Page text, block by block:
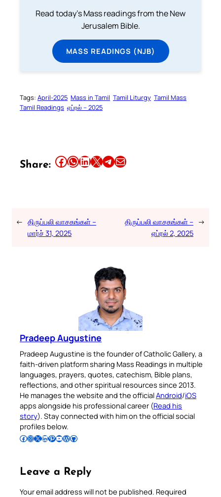
Read today's Mass readings from the New
Jerusalem Bible.
MASS READINGS (NJB)
Tags: April-2025 Mass in Tamil Tamil Liturgy Tamil Mass
Tamil Readings ஏப்ரல் – 2025
Share: Share this article on Facebook Share this article on WhatsApp Share this article on LinkedIn Share this article on X Share this article on TelegramEmail this Article
← திருப்பலி வாசகங்கள் –
மார்ச் 31, 2025
திருப்பலி வாசகங்கள் –
ஏப்ரல் 2, 2025
→
Pradeep Augustine
Pradeep Augustine is the founder of Catholic Gallery, a
faith-driven platform sharing Mass Readings in multiple
languages, prayers, quotes, catechism, Bible plans,
reflections, and other spiritual resources since 2013.
He manages the website and the officialAndroid/iOS
apps alongside his professional career (Read his
story). Stay connected with him on the official social
profiles below.
Follow Pradeep on Facebook Follow Pradeep on InstagramFollow Pradeep on X Follow Pradeep on LinkedIn Follow Pradeep on Pinterest Subscribe to Pradeep’s Youtube Channel Follow Pradeep on WordPress Follow Pradeep on GitHub
Leave a Reply
Your email address will not be published. Required